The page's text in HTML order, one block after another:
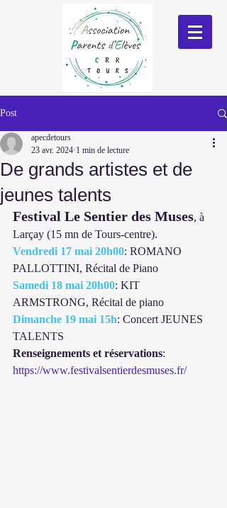
Post
De grands artistes et de
jeunes talents
apecdetours
23 avr. 2024 1 min de lecture
Festival Le Sentier des Muses, à
Larçay (15 mn de Tours-centre).
Vendredi 17 mai 20h00: ROMANO
PALLOTTINI, Récital de Piano
Samedi 18 mai 20h00: KIT
ARMSTRONG, Récital de piano
Dimanche 19 mai 15h: Concert JEUNES
TALENTS
Renseignements et réservations:
https://www.festivalsentierdesmuses.fr/